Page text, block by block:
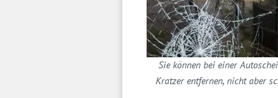
Sie können bei einer
Kratzer entfernen, nicht aber